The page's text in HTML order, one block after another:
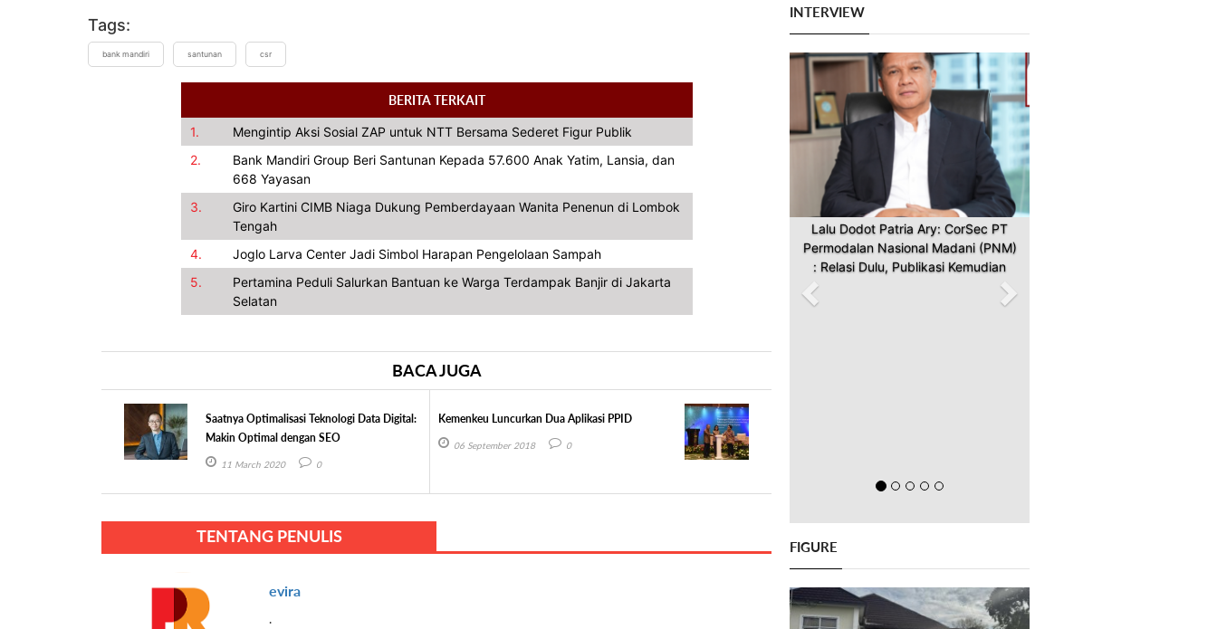
Tags:
bank mandiri santunan csr
BERITA TERKAIT
1.
Mengintip Aksi Sosial ZAP untuk NTT Bersama Sederet Figur Publik
2.
Bank Mandiri Group Beri Santunan Kepada 57.600 Anak Yatim, Lansia, dan
668 Yayasan
3.
Giro Kartini CIMB Niaga Dukung Pemberdayaan Wanita Penenun di Lombok
Tengah
4.
Joglo Larva Center Jadi Simbol Harapan Pengelolaan Sampah
5.
Pertamina Peduli Salurkan Bantuan ke Warga Terdampak Banjir di Jakarta
Selatan
BACA JUGA
Saatnya Optimalisasi Teknologi Data Digital:
Makin Optimal dengan SEO
11 March 2020 0
Kemenkeu Luncurkan Dua Aplikasi PPID
06 September 2018 0
TENTANG PENULIS
evira
.
INTERVIEW
Lalu Dodot Patria Ary: CorSec PT
Permodalan Nasional Madani (PNM)
: Relasi Dulu, Publikasi Kemudian
Previous Next
FIGURE
Previous Next